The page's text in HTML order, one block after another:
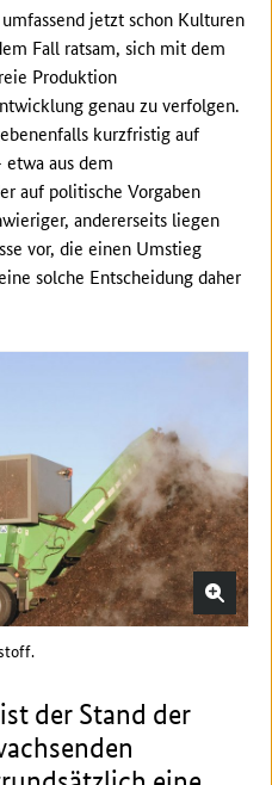
jetzt schon Kulturen
Fall ratsam, sich mit dem
Produktion
genau zu verfolgen.
kurzfristig auf
aus dem
auf politische Vorgaben
andererseits liegen
vor, die einen Umstieg
solche Entscheidung daher
der Stand der